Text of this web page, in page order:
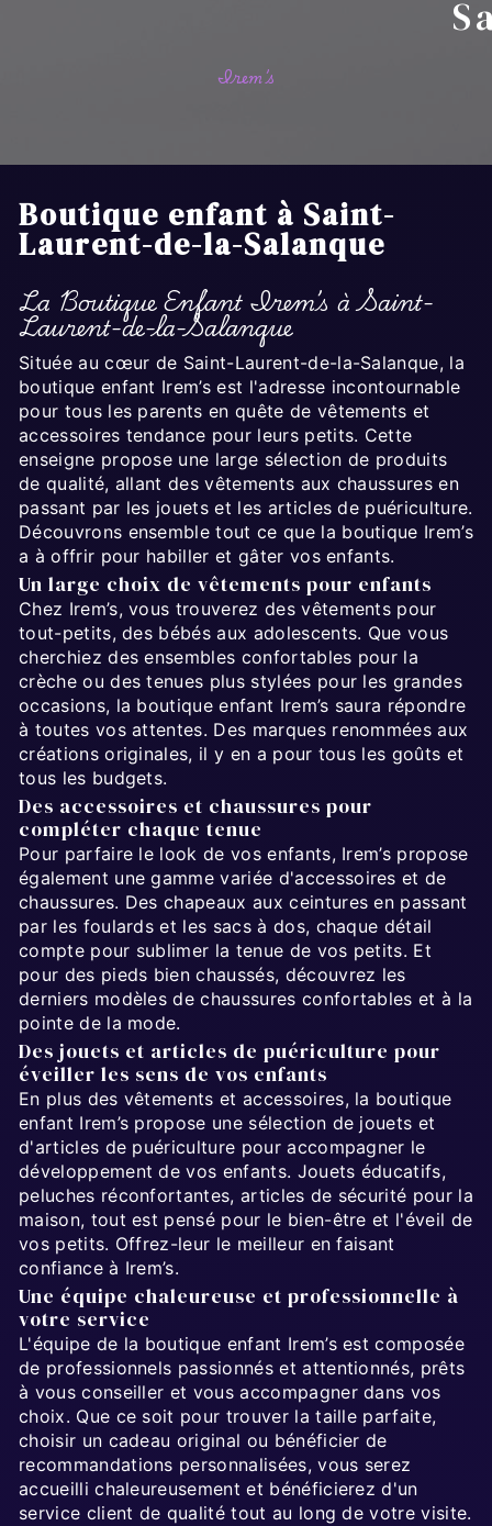
Irem’s
Boutique enfant à Saint-
Laurent-de-la-Salanque
La Boutique Enfant Irem’s à Saint-
Laurent-de-la-Salanque
Située au cœur de Saint-Laurent-de-la-Salanque, la
boutique enfant Irem’s est l'adresse incontournable
pour tous les parents en quête de vêtements et
accessoires tendance pour leurs petits. Cette
enseigne propose une large sélection de produits
de qualité, allant des vêtements aux chaussures en
passant par les jouets et les articles de puériculture.
Découvrons ensemble tout ce que la boutique Irem’s
a à offrir pour habiller et gâter vos enfants.
Un large choix de vêtements pour enfants
Chez Irem’s, vous trouverez des vêtements pour
tout-petits, des bébés aux adolescents. Que vous
cherchiez des ensembles confortables pour la
crèche ou des tenues plus stylées pour les grandes
occasions, la boutique enfant Irem’s saura répondre
à toutes vos attentes. Des marques renommées aux
créations originales, il y en a pour tous les goûts et
tous les budgets.
Des accessoires et chaussures pour
compléter chaque tenue
Pour parfaire le look de vos enfants, Irem’s propose
également une gamme variée d'accessoires et de
chaussures. Des chapeaux aux ceintures en passant
par les foulards et les sacs à dos, chaque détail
compte pour sublimer la tenue de vos petits. Et
pour des pieds bien chaussés, découvrez les
derniers modèles de chaussures confortables et à la
pointe de la mode.
Des jouets et articles de puériculture pour
éveiller les sens de vos enfants
En plus des vêtements et accessoires, la boutique
enfant Irem’s propose une sélection de jouets et
d'articles de puériculture pour accompagner le
développement de vos enfants. Jouets éducatifs,
peluches réconfortantes, articles de sécurité pour la
maison, tout est pensé pour le bien-être et l'éveil de
vos petits. Offrez-leur le meilleur en faisant
confiance à Irem’s.
Une équipe chaleureuse et professionnelle à
votre service
L'équipe de la boutique enfant Irem’s est composée
de professionnels passionnés et attentionnés, prêts
à vous conseiller et vous accompagner dans vos
choix. Que ce soit pour trouver la taille parfaite,
choisir un cadeau original ou bénéficier de
recommandations personnalisées, vous serez
accueilli chaleureusement et bénéficierez d'un
service client de qualité tout au long de votre visite.